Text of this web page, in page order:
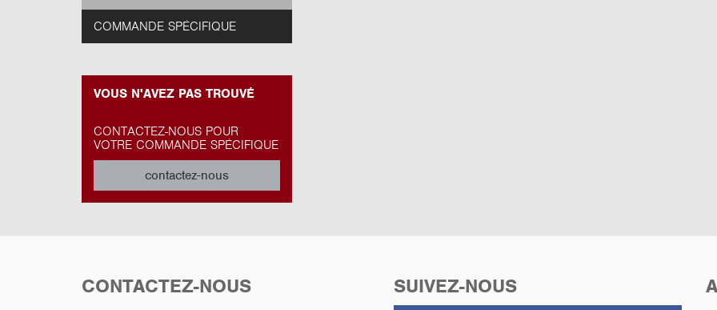
COMMANDE SPÉCIFIQUE
VOUS N'AVEZ PAS TROUVÉ
CONTACTEZ-NOUS POUR
VOTRE COMMANDE SPÉCIFIQUE
contactez-nous
CONTACTEZ-NOUS SUIVEZ-NOUS